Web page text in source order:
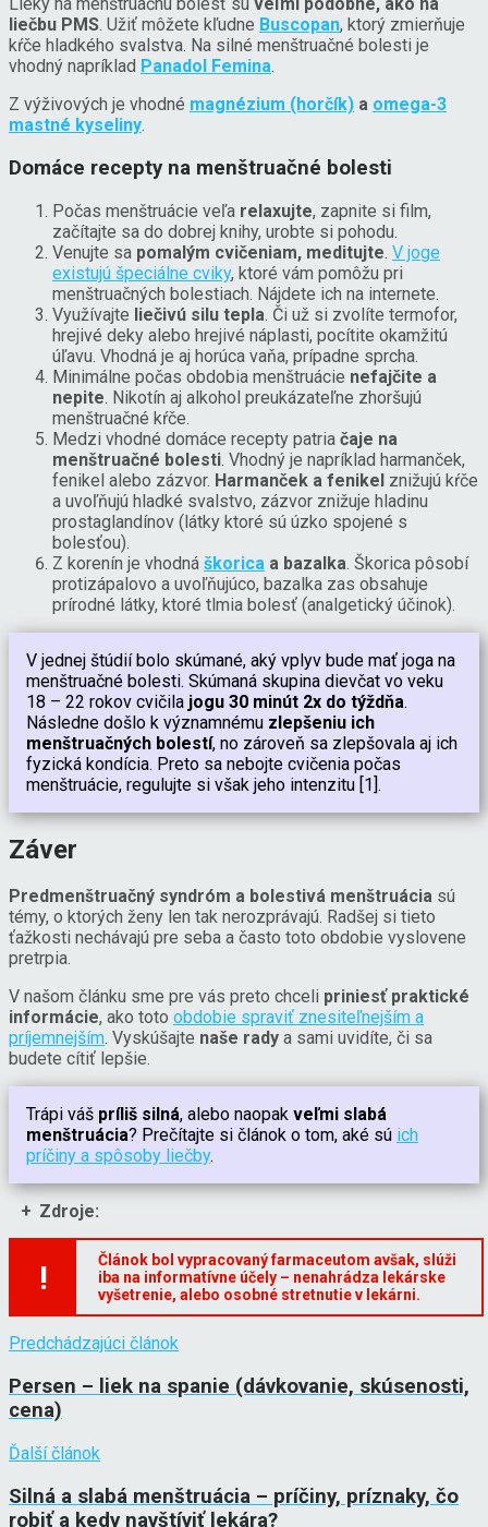
liečbu PMS. Užiť môžete kľudne Buscopan, ktorý zmierňuje
kŕče hladkého svalstva. Na silné menštruačné bolesti je
vhodný napríklad Panadol Femina.
Z výživových je vhodné magnézium (horčík) a omega-3
mastné kyseliny.
Domáce recepty na menštruačné bolesti
Počas menštruácie veľa relaxujte, zapnite si film,
začítajte sa do dobrej knihy, urobte si pohodu.
Venujte sa pomalým cvičeniam, meditujte V joge
existujú špeciálne cviky, ktoré vám pomôžu pri
menštruačných bolestiach. Nájdete ich na internete.
Využívajte liečivú silu tepla . Či už si zvolíte termofor,
hrejivé deky alebo hrejivé náplasti, pocítite okamžitú
úľavu. Vhodná je aj horúca vaňa, prípadne sprcha.
Minimálne počas obdobia menštruácie nefajčite a
nepite . Nikotín aj alkohol preukázateľne zhoršujú
menštruačné kŕče.
Medzi vhodné domáce recepty patria čaje na
menštruačné bolesti . Vhodný je napríklad harmanček,
fenikel alebo zázvor. Harmanček a fenikel znižujú kŕče
a uvoľňujú hladké svalstvo, zázvor znižuje hladinu
prostaglandínov (látky ktoré sú úzko spojené s
bolesťou).
Z korenín je vhodná škorica a bazalka . Škorica pôsobí
protizápalovo a uvoľňujúco, bazalka zas obsahuje
prírodné látky, ktoré tlmia bolesť (analgetický účinok).
V jednej štúdií bolo skúmané, aký vplyv bude mať joga na
menštruačné bolesti. Skúmaná skupina dievčat vo veku
18 – 22 rokov cvičila jogu 30 minút 2x do týždňa.
Následne došlo k významnému zlepšeniu ich
menštruačných bolestí, no zároveň sa zlepšovala aj ich
fyzická kondícia. Preto sa nebojte cvičenia počas
menštruácie, regulujte si však jeho intenzitu [1].
Záver
Predmenštruačný syndróm a bolestivá menštruácia sú
témy, o ktorých ženy len tak nerozprávajú. Radšej si tieto
ťažkosti nechávajú pre seba a často toto obdobie vyslovene
pretrpia.
V našom článku sme pre vás preto chceli priniesť praktické
informácie, ako toto obdobie spraviť znesiteľnejším a
príjemnejším. Vyskúšajte naše rady a sami uvidíte, či sa
budete cítiť lepšie.
Trápi váš príliš silná, alebo naopak veľmi slabá
menštruácia? Prečítajte si článok o tom, aké sú ich
príčiny a spôsoby liečby.
Zdroje:
!
Článok bol vypracovaný farmaceutom avšak, slúži
iba na informatívne účely – nenahrádza lekárske
vyšetrenie, alebo osobné stretnutie v lekárni.
Predchádzajúci článok
Persen – liek na spanie (dávkovanie, skúsenosti,
cena)
Ďalší článok
Silná a slabá menštruácia – príčiny, príznaky, čo
robiť a kedy navštíviť lekára?